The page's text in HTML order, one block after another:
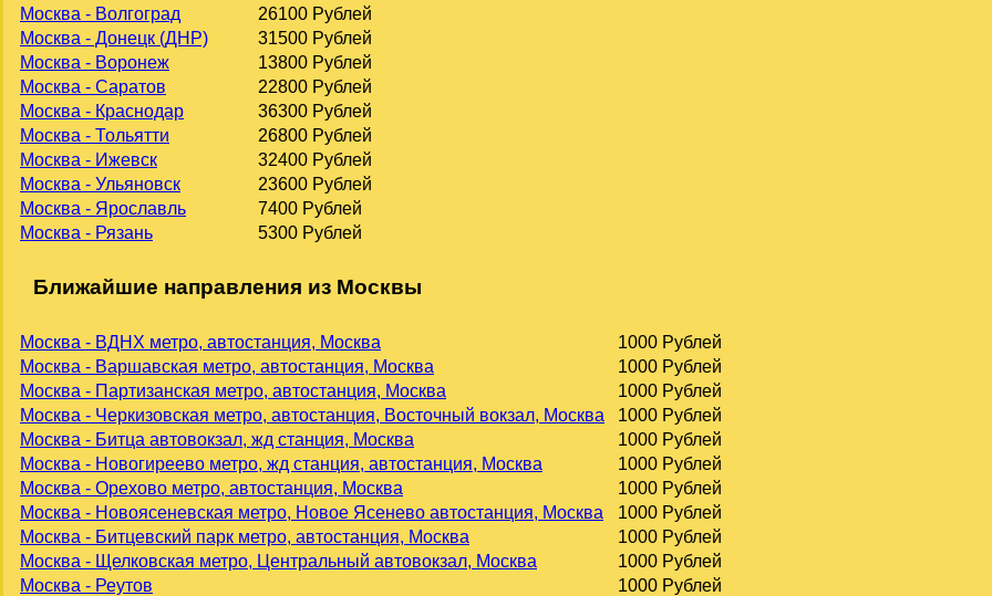
Москва - Волгоград
26100 Рублей
Москва - Донецк (ДНР)
31500 Рублей
Москва - Воронеж
13800 Рублей
Москва - Саратов
22800 Рублей
Москва - Краснодар
36300 Рублей
Москва - Тольятти
26800 Рублей
Москва - Ижевск
32400 Рублей
Москва - Ульяновск
23600 Рублей
Москва - Ярославль
7400 Рублей
Москва - Рязань
5300 Рублей
Ближайшие направления из Москвы
Москва - ВДНХ метро, автостанция, Москва
1000 Рублей
Москва - Варшавская метро, автостанция, Москва
1000 Рублей
Москва - Партизанская метро, автостанция, Москва
1000 Рублей
Москва - Черкизовская метро, автостанция, Восточный вокзал, Москва
1000 Рублей
Москва - Битца автовокзал, жд станция, Москва
1000 Рублей
Москва - Новогиреево метро, жд станция, автостанция, Москва
1000 Рублей
Москва - Орехово метро, автостанция, Москва
1000 Рублей
Москва - Новоясеневская метро, Новое Ясенево автостанция, Москва
1000 Рублей
Москва - Битцевский парк метро, автостанция, Москва
1000 Рублей
Москва - Щелковская метро, Центральный автовокзал, Москва
1000 Рублей
Москва - Реутов
1000 Рублей